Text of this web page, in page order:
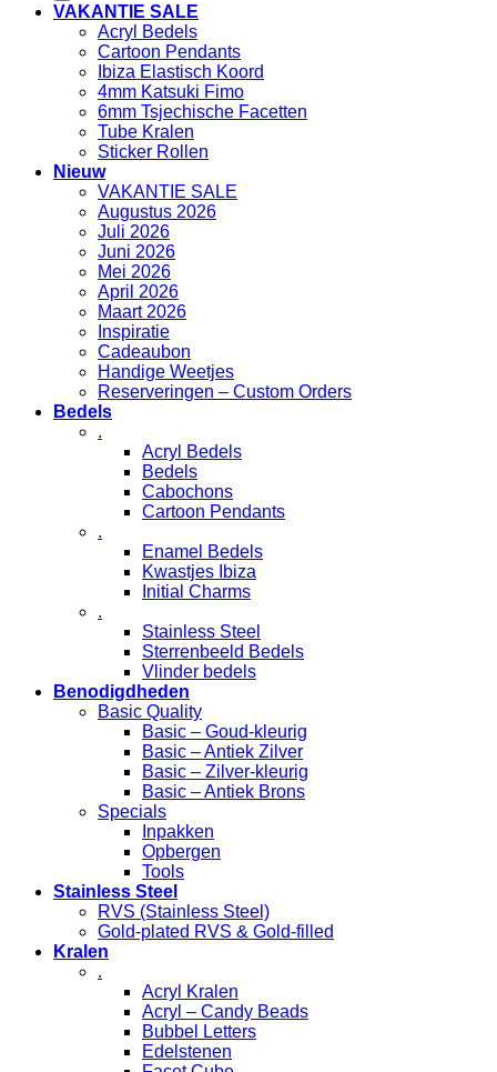
VAKANTIE SALE
Acryl Bedels
Cartoon Pendants
Ibiza Elastisch Koord
4mm Katsuki Fimo
6mm Tsjechische Facetten
Tube Kralen
Sticker Rollen
Nieuw
VAKANTIE SALE
Augustus 2026
Juli 2026
Juni 2026
Mei 2026
April 2026
Maart 2026
Inspiratie
Cadeaubon
Handige Weetjes
Reserveringen – Custom Orders
Bedels
.
Acryl Bedels
Bedels
Cabochons
Cartoon Pendants
.
Enamel Bedels
Kwastjes Ibiza
Initial Charms
.
Stainless Steel
Sterrenbeeld Bedels
Vlinder bedels
Benodigdheden
Basic Quality
Basic – Goud-kleurig
Basic – Antiek Zilver
Basic – Zilver-kleurig
Basic – Antiek Brons
Specials
Inpakken
Opbergen
Tools
Stainless Steel
RVS (Stainless Steel)
Gold-plated RVS & Gold-filled
Kralen
.
Acryl Kralen
Acryl – Candy Beads
Bubbel Letters
Edelstenen